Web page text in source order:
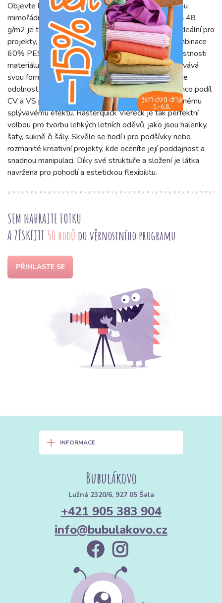
Objevte látku Rasterquick Viereck, která vyniká svou
mimořádnou lehkostí a jemností. S gramáží pouhých 48
g/m2 je tato tkanina vzdušná a příjemná na dotek, ideální pro
projekty, kde je prioritou komfort a splývavost. Kombinace
60% PES, 20% CV a 20% VS zajišťuje unikátní vlastnosti
materiálu, který je nejen poddajný, ale také si zachovává
svou formu. Polyesterová složka (PES) dodává látce
odolnost proti pomačkání a dlouhou životnost, zatímco podíl
CV a VS přispívá k její měkkosti, prodyšnosti a krásnému
splývavému efektu. Rasterquick Viereck je tak perfektní
volbou pro tvorbu lehkých letních oděvů, jako jsou halenky,
šaty, sukně či šály. Skvěle se hodí i pro podšívky nebo
rozmanité kreativní projekty, kde oceníte její poddajnost a
snadnou manipulaci. Díky své struktuře a složení je látka
navržena pro pohodlí a estetickou flexibilitu.
SEM NAHRAJTE FOTKU
A ZÍSKEJTE 50 bodů do věrnostního programu
PŘIHLASTE SE
+ INFORMACE
Bubulákovo
Lužná 2320/6, 927 05 Šala
+421 905 383 904
info@bubulakovo.cz